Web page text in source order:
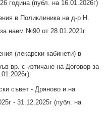
година (публ. на 16.01.2026г)
в Поликлиника на д-р Н.
наем №90 от 28.01.2021г
(лекарски кабинети) в
вр. с изтичане на Договор за
съвет - Дряново и на
- 31.12.2025г (публ. на